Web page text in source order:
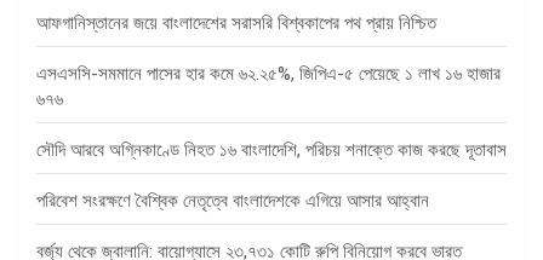
আফগানিস্তানের জয়ে বাংলাদেশের সরাসরি বিশ্বকাপের পথ প্রায় নিশ্চিত
এসএসসি-সমমানে পাসের হার কমে ৬২.২৫%, জিপিএ-৫ পেয়েছে ১ লাখ ১৬ হাজার
৬৭৬
সৌদি আরবে অগ্নিকাণ্ডে নিহত ১৬ বাংলাদেশি, পরিচয় শনাক্তে কাজ করছে দূতাবাস
পরিবেশ সংরক্ষণে বৈশ্বিক নেতৃত্বে বাংলাদেশকে এগিয়ে আসার আহ্বান
বর্জ্য থেকে জ্বালানি: বায়োগ্যাসে ২৩,৭৩১ কোটি রুপি বিনিয়োগ করবে ভারত